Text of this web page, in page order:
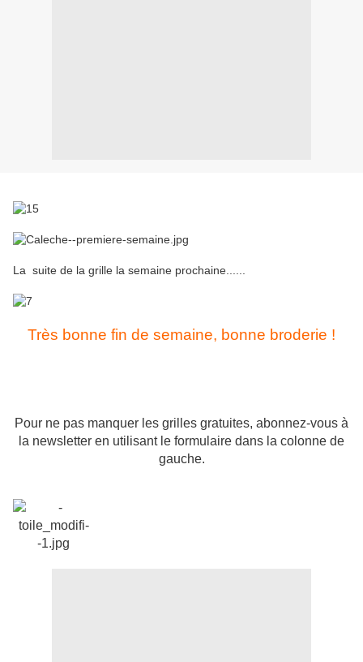
La suite de la grille la semaine prochaine......
Très bonne fin de semaine, bonne broderie !
Pour ne pas manquer les grilles gratuites, abonnez-vous à
la newsletter en utilisant le formulaire dans la colonne de
gauche.